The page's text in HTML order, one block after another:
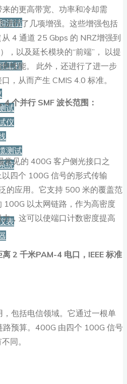
清洁
工程
试
仪
测试
统
表
的更高带宽、功率和冷却需
进行了几项增强。这些增强包括
4 通道 25 Gbps 的 NRZ增强到
，以及延长模块的“前端”， 以提
性能。 此外，还进行了进一步
，从而产生 CMIS 4.0 标准。
个并行 SMF 波长范围：
见的 400G 客户侧光接口之
四个 100G 信号的形式传输
的应用。它支持 500 米的覆盖范
100G 以太网链路，作为高密度
，这可以使端口计数密度提高
2 千米PAM-4 电口，IEEE 标准
包括电信领域。它通过一根单
预算。400G 由四个 100G 信号
同。